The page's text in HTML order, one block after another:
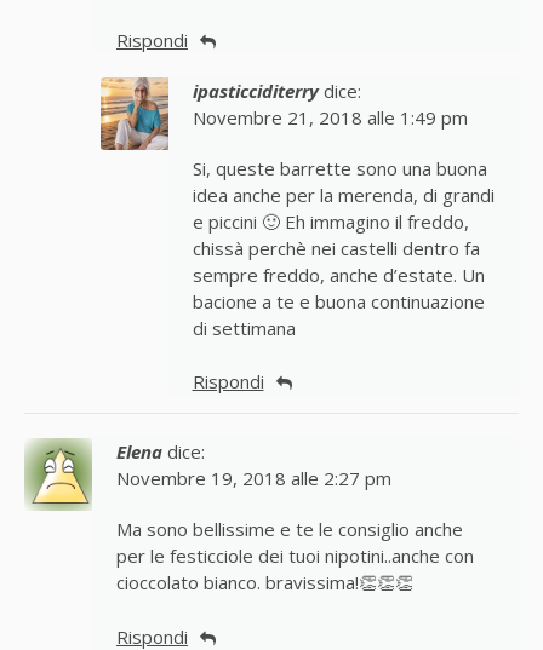
Rispondi
ipasticciditerry dice:
Novembre 21, 2018 alle 1:49 pm
Si, queste barrette sono una buona
idea anche per la merenda, di grandi
e piccini 🙂 Eh immagino il freddo,
chissà perchè nei castelli dentro fa
sempre freddo, anche d’estate. Un
bacione a te e buona continuazione
di settimana
Rispondi
Elena dice:
Novembre 19, 2018 alle 2:27 pm
Ma sono bellissime e te le consiglio anche
per le festicciole dei tuoi nipotini..anche con
cioccolato bianco. bravissima!👏👏👏
Rispondi